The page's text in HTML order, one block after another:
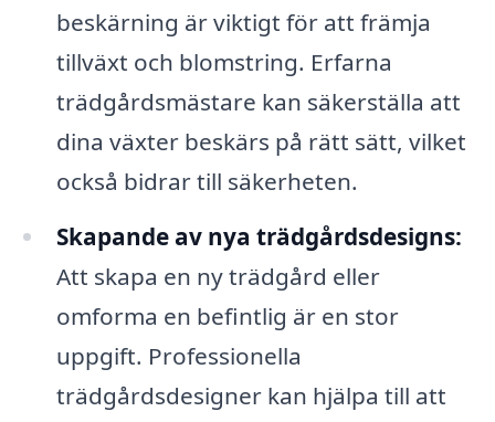
beskärning är viktigt för att främja
tillväxt och blomstring. Erfarna
trädgårdsmästare kan säkerställa att
dina växter beskärs på rätt sätt, vilket
också bidrar till säkerheten.
Skapande av nya trädgårdsdesigns:
Att skapa en ny trädgård eller
omforma en befintlig är en stor
uppgift. Professionella
trädgårdsdesigner kan hjälpa till att